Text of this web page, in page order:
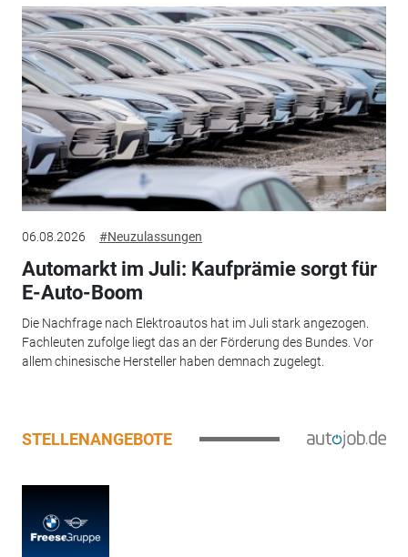
06.08.2026 #Neuzulassungen
Automarkt im Juli: Kaufprämie sorgt für
E-Auto-Boom
Die Nachfrage nach Elektroautos hat im Juli stark angezogen.
Fachleuten zufolge liegt das an der Förderung des Bundes. Vor
allem chinesische Hersteller haben demnach zugelegt.
STELLENANGEBOTE